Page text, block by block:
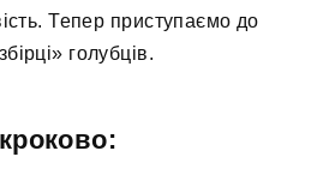
Тепер приступаємо до
голубців.